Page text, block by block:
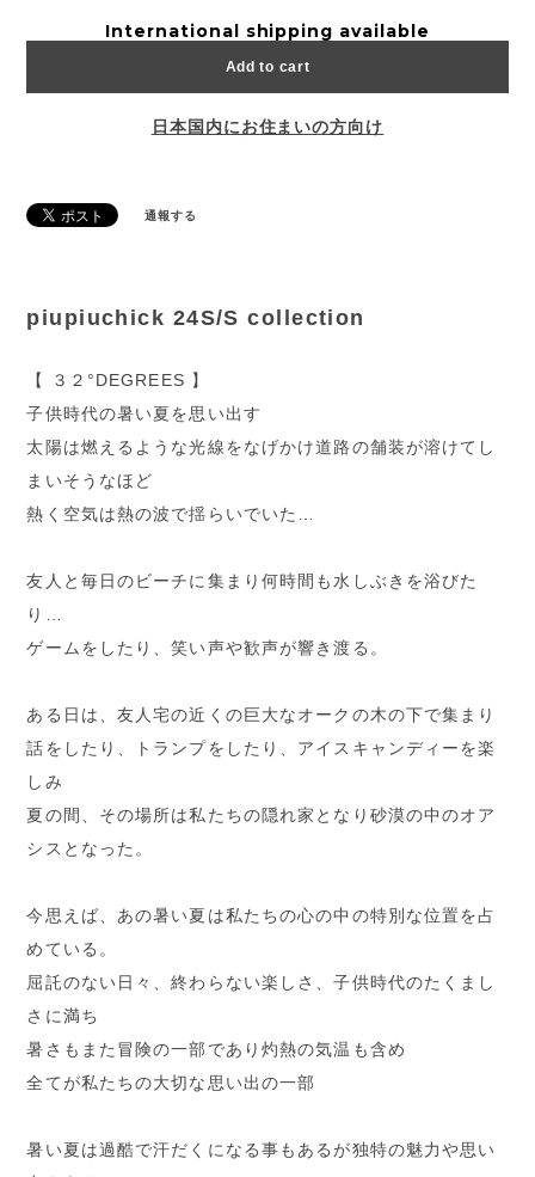
International shipping available
Add to cart
日本国内にお住まいの方向け
通報する
piupiuchick 24S/S collection
【 ３２°DEGREES 】
子供時代の暑い夏を思い出す
太陽は燃えるような光線をなげかけ道路の舗装が溶けてし
まいそうなほど
熱く空気は熱の波で揺らいでいた…
友人と毎日のビーチに集まり何時間も水しぶきを浴びた
り…
ゲームをしたり、笑い声や歓声が響き渡る。
ある日は、友人宅の近くの巨大なオークの木の下で集まり
話をしたり、トランプをしたり、アイスキャンディーを楽
しみ
夏の間、その場所は私たちの隠れ家となり砂漠の中のオア
シスとなった。
今思えば、あの暑い夏は私たちの心の中の特別な位置を占
めている。
屈託のない日々、終わらない楽しさ、子供時代のたくまし
さに満ち
暑さもまた冒険の一部であり灼熱の気温も含め
全てが私たちの大切な思い出の一部
暑い夏は過酷で汗だくになる事もあるが独特の魅力や思い